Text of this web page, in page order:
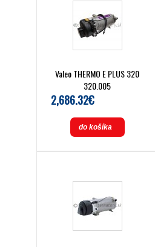
Valeo THERMO E PLUS 320
320.005
2,686.32€
do košíka